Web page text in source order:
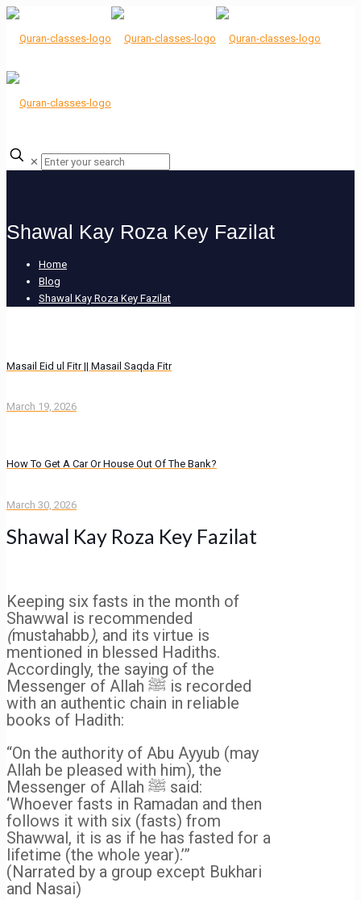
✕
Shawal Kay Roza Key Fazilat
Home
Blog
Shawal Kay Roza Key Fazilat
Masail Eid ul Fitr || Masail Saqda Fitr
March 19, 2026
How To Get A Car Or House Out Of The Bank?
March 30, 2026
Shawal Kay Roza Key Fazilat
Keeping six fasts in the month of
Shawwal is recommended
(mustahabb), and its virtue is
mentioned in blessed Hadiths.
Accordingly, the saying of the
Messenger of Allah ﷺ is recorded
with an authentic chain in reliable
books of Hadith:
“On the authority of Abu Ayyub (may
Allah be pleased with him), the
Messenger of Allah ﷺ said:
‘Whoever fasts in Ramadan and then
follows it with six (fasts) from
Shawwal, it is as if he has fasted for a
lifetime (the whole year).’”
(Narrated by a group except Bukhari
and Nasai)